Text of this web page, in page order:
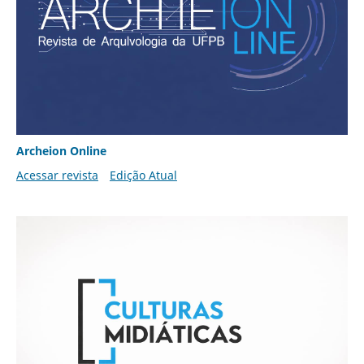
Archeion Online
Acessar revista
Edição Atual